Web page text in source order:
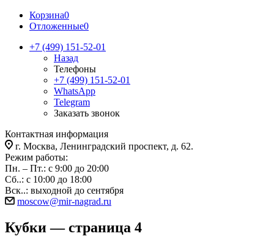
Корзина0
Отложенные0
+7 (499) 151-52-01
Назад
Телефоны
+7 (499) 151-52-01
WhatsApp
Telegram
Заказать звонок
Контактная информация
г. Москва, Ленинградский проспект, д. 62.
Режим работы:
Пн. – Пт.: с 9:00 до 20:00
Сб..: с 10:00 до 18:00
Вск..: выходной до сентября
moscow@mir-nagrad.ru
Кубки — страница 4